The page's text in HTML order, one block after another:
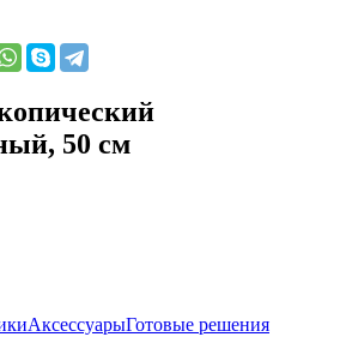
50 см
АксессуарыГотовые решения